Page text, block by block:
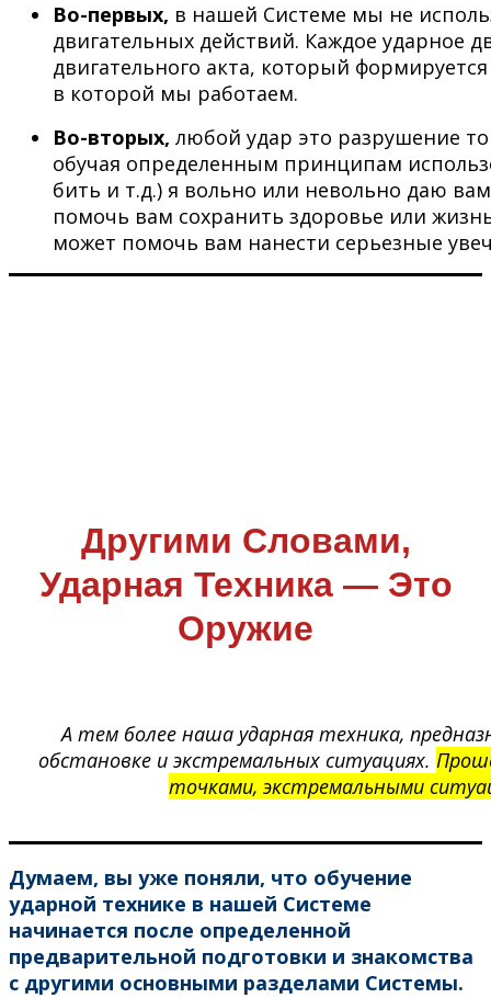
Во-первых, в нашей Системе мы не
двигательных действий. Каждое ударное
двигательного акта, который
в которой мы работаем.
Во-вторых, любой удар это разрушение
обучая определенным принципам
бить и т.д.) я вольно или невольно даю
помочь вам сохранить здоровье или
может помочь вам нанести серьезные
Другими Словами,
Ударная Техника — Это
Оружие
А тем более наша ударная техника,
обстановке и экстремальных ситуациях.
точками, экстремальными
Думаем, вы уже поняли, что обучение
ударной технике в нашей Системе
начинается после определенной
предварительной подготовки и знакомства
с другими основными разделами Системы.